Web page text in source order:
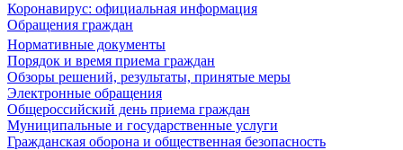
Коронавирус: официальная информация
Обращения граждан
Нормативные документы
Порядок и время приема граждан
Обзоры решений, результаты, принятые меры
Электронные обращения
Общероссийский день приема граждан
Муниципальные и государственные услуги
Гражданская оборона и общественная безопасность